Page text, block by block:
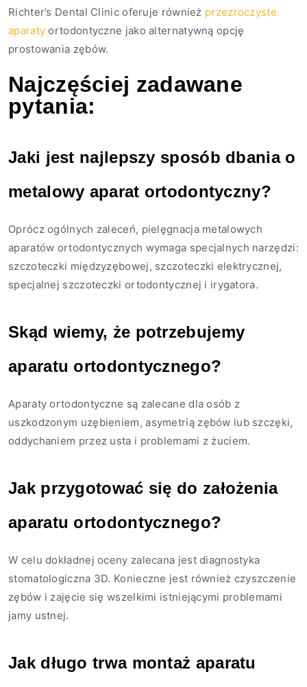
Richter’s Dental Clinic oferuje również przezroczyste
aparaty ortodontyczne jako alternatywną opcję
prostowania zębów.
Najczęściej zadawane
pytania:
Jaki jest najlepszy sposób dbania o
metalowy aparat ortodontyczny?
Oprócz ogólnych zaleceń, pielęgnacja metalowych
aparatów ortodontycznych wymaga specjalnych narzędzi:
szczoteczki międzyzębowej, szczoteczki elektrycznej,
specjalnej szczoteczki ortodontycznej i irygatora.
Skąd wiemy, że potrzebujemy
aparatu ortodontycznego?
Aparaty ortodontyczne są zalecane dla osób z
uszkodzonym uzębieniem, asymetrią zębów lub szczęki,
oddychaniem przez usta i problemami z żuciem.
Jak przygotować się do założenia
aparatu ortodontycznego?
W celu dokładnej oceny zalecana jest diagnostyka
stomatologiczna 3D. Konieczne jest również czyszczenie
zębów i zajęcie się wszelkimi istniejącymi problemami
jamy ustnej.
Jak długo trwa montaż aparatu